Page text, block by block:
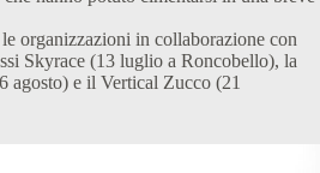
organizzazioni in collaborazione con
Skyrace (13 luglio a Roncobello), la
agosto) e il Vertical Zucco (21